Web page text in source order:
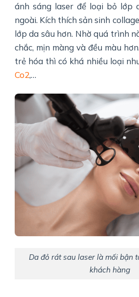
ánh sáng laser để loại bỏ lớp
ngoài. Kích thích sản sinh
lớp da sâu hơn. Nhờ quá trình
chắc, mịn màng và đều màu
trẻ hóa thì có khá nhiều loại
Co2,…
Da đỏ rát sau laser là mối bận
khách hàng